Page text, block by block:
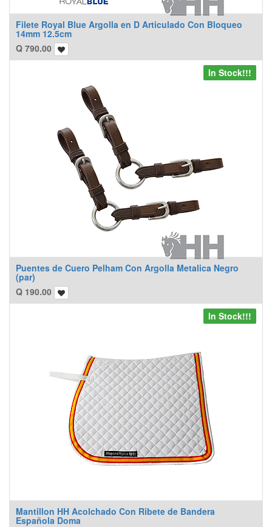
Filete Royal Blue Argolla en D Articulado Con Bloqueo
14mm 12.5cm
Q 790.00
Puentes de Cuero Pelham Con Argolla Metalica Negro
(par)
Q 190.00
In Stock!!!
Mantillon HH Acolchado Con Ribete de Bandera
Española Doma
In Stock!!!